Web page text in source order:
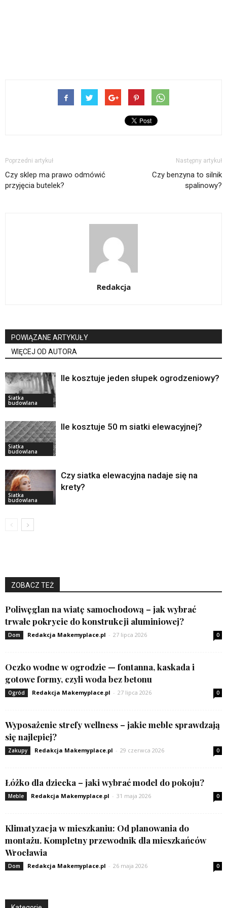
Poprzedni artykuł
Czy sklep ma prawo odmówić
przyjęcia butelek?
Następny artykuł
Czy benzyna to silnik
spalinowy?
Redakcja
POWIĄZANE ARTYKUŁY
WIĘCEJ OD AUTORA
Siatka
budowlana
Ile kosztuje jeden słupek ogrodzeniowy?
Siatka
budowlana
Ile kosztuje 50 m siatki elewacyjnej?
Siatka
budowlana
Czy siatka elewacyjna nadaje się na
krety?
ZOBACZ TEŻ
Poliwęglan na wiatę samochodową – jak wybrać
trwałe pokrycie do konstrukcji aluminiowej?
Dom Redakcja Makemyplace.pl - 27 lipca 2026 0
Oczko wodne w ogrodzie — fontanna, kaskada i
gotowe formy, czyli woda bez betonu
Ogród Redakcja Makemyplace.pl - 27 lipca 2026 0
Wyposażenie strefy wellness – jakie meble sprawdzają
się najlepiej?
Zakupy Redakcja Makemyplace.pl - 29 czerwca 2026 0
Łóżko dla dziecka – jaki wybrać model do pokoju?
Meble Redakcja Makemyplace.pl - 31 maja 2026 0
Klimatyzacja w mieszkaniu: Od planowania do
montażu. Kompletny przewodnik dla mieszkańców
Wrocławia
Dom Redakcja Makemyplace.pl - 26 maja 2026 0